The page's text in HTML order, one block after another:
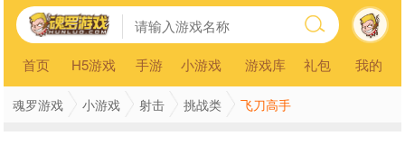
首页 H5游戏 手游 小游戏 游戏库 礼包 我的
魂罗游戏 小游戏 射击 挑战类 飞刀高手